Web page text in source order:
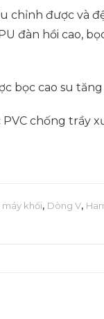
chỉnh được và
đàn hồi cao,
bọc cao su
chống trầy
khối, Dòng V,